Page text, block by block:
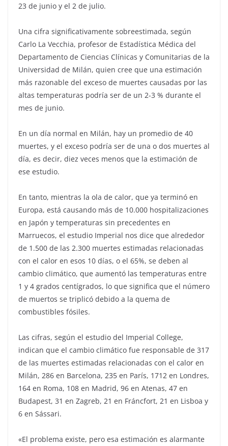
23 de junio y el 2 de julio.
Una cifra significativamente sobreestimada, según
Carlo La Vecchia, profesor de Estadística Médica del
Departamento de Ciencias Clínicas y Comunitarias de la
Universidad de Milán, quien cree que una estimación
más razonable del exceso de muertes causadas por las
altas temperaturas podría ser de un 2-3 % durante el
mes de junio.
En un día normal en Milán, hay un promedio de 40
muertes, y el exceso podría ser de una o dos muertes al
día, es decir, diez veces menos que la estimación de
ese estudio.
En tanto, mientras la ola de calor, que ya terminó en
Europa, está causando más de 10.000 hospitalizaciones
en Japón y temperaturas sin precedentes en
Marruecos, el estudio Imperial nos dice que alrededor
de 1.500 de las 2.300 muertes estimadas relacionadas
con el calor en esos 10 días, o el 65%, se deben al
cambio climático, que aumentó las temperaturas entre
1 y 4 grados centígrados, lo que significa que el número
de muertos se triplicó debido a la quema de
combustibles fósiles.
Las cifras, según el estudio del Imperial College,
indican que el cambio climático fue responsable de 317
de las muertes estimadas relacionadas con el calor en
Milán, 286 en Barcelona, 235 en París, 1712 en Londres,
164 en Roma, 108 en Madrid, 96 en Atenas, 47 en
Budapest, 31 en Zagreb, 21 en Fráncfort, 21 en Lisboa y
6 en Sássari.
«El problema existe, pero esa estimación es alarmante